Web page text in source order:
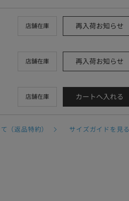
店舗在庫 再入荷お知らせ
店舗在庫 再入荷お知らせ
店舗在庫 カートへ入れる
（返品特約）
サイズガイドを見る